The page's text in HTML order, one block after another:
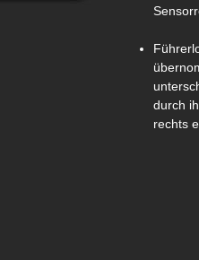
durch
rechts